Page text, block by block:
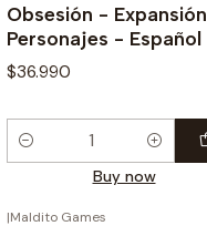
Obsesión - Expansión
Personajes - Español
$36.990
Quantity
Buy now
|Maldito Games